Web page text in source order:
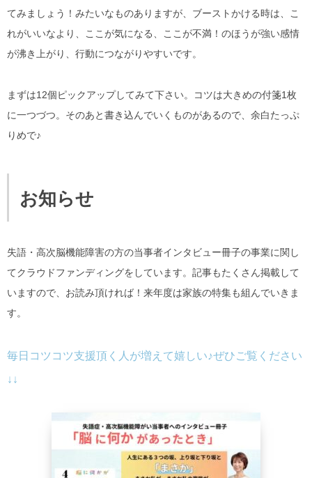
てみましょう！みたいなものありますが、ブーストかける時は、こ
れがいいなより、ここが気になる、ここが不満！のほうが強い感情
が沸き上がり、行動につながりやすいです。
まずは12個ピックアップしてみて下さい。コツは大きめの付箋1枚
に一つづつ。そのあと書き込んでいくものがあるので、余白たっぷ
りめで♪
お知らせ
失語・高次脳機能障害の方の当事者インタビュー冊子の事業に関し
てクラウドファンディングをしています。記事もたくさん掲載して
いますので、お読み頂ければ！来年度は家族の特集も組んでいきま
す。
毎日コツコツ支援頂く人が増えて嬉しい♪ぜひご覧ください
↓↓